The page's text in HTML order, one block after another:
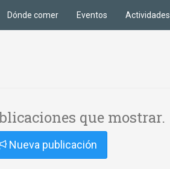
Dónde comer Eventos Actividades
que mostrar.
Nueva publicación